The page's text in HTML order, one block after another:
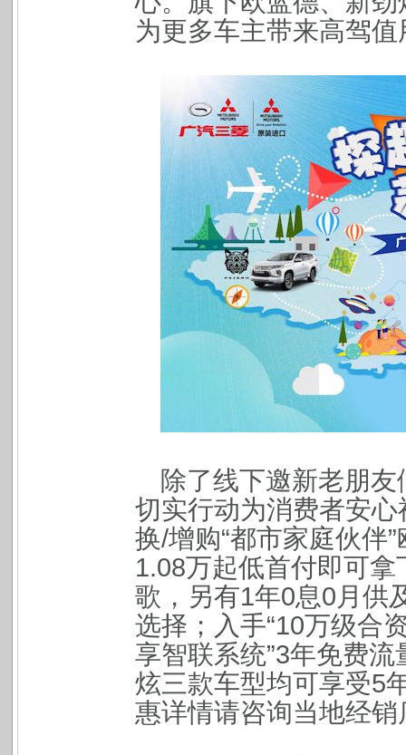
为更多车主带来高驾
除了线下邀新老朋
切实行动为消费者安
换/增购“都市家庭伙伴
1.08万起低首付即可拿
歌，另有1年0息0月供
选择；入手“10万级合
享智联系统”3年免费
炫三款车型均可享受5
惠详情请咨询当地经销